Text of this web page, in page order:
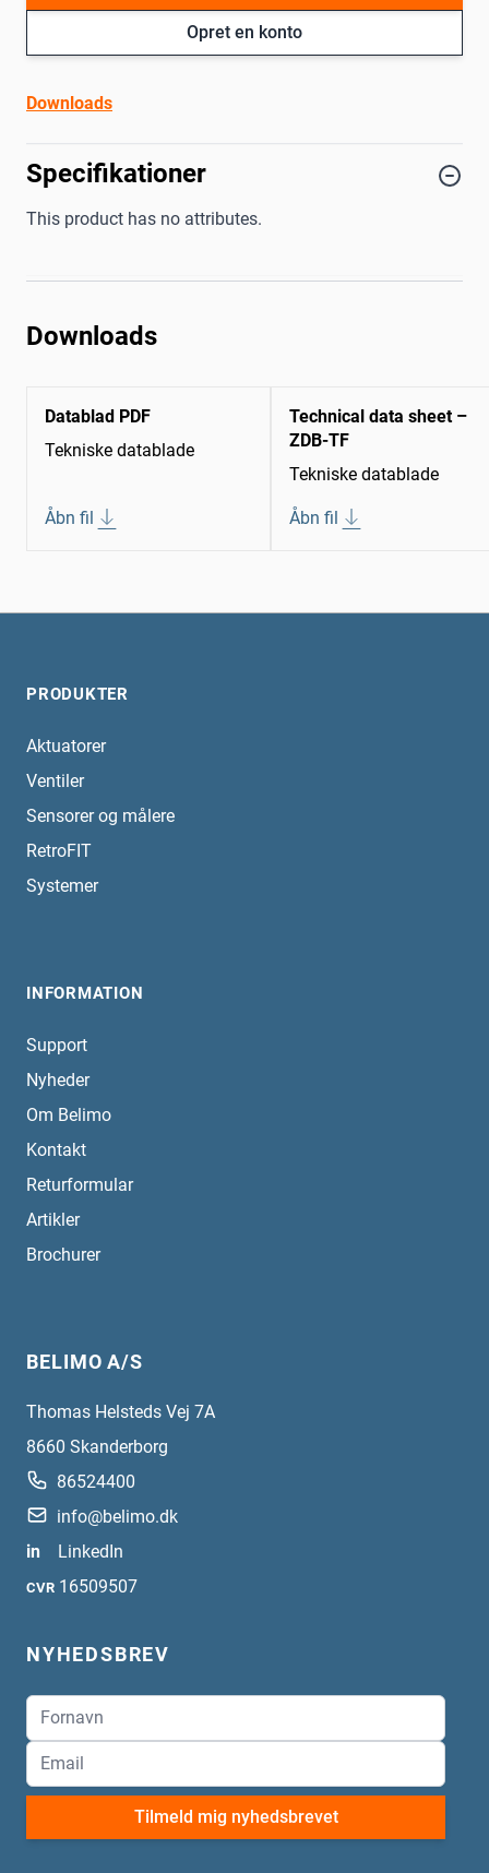
Opret en konto
Downloads
Specifikationer
This product has no attributes.
Downloads
Datablad PDF
Tekniske datablade
Åbn fil
Technical data sheet –
ZDB-TF
Tekniske datablade
Åbn fil
PRODUKTER
Aktuatorer
Ventiler
Sensorer og målere
RetroFIT
Systemer
INFORMATION
Support
Nyheder
Om Belimo
Kontakt
Returformular
Artikler
Brochurer
BELIMO A/S
Thomas Helsteds Vej 7A
8660 Skanderborg
86524400
info@belimo.dk
in
LinkedIn
CVR 16509507
NYHEDSBREV
Tilmeld mig nyhedsbrevet